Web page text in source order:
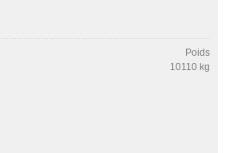
Poids
10110 kg